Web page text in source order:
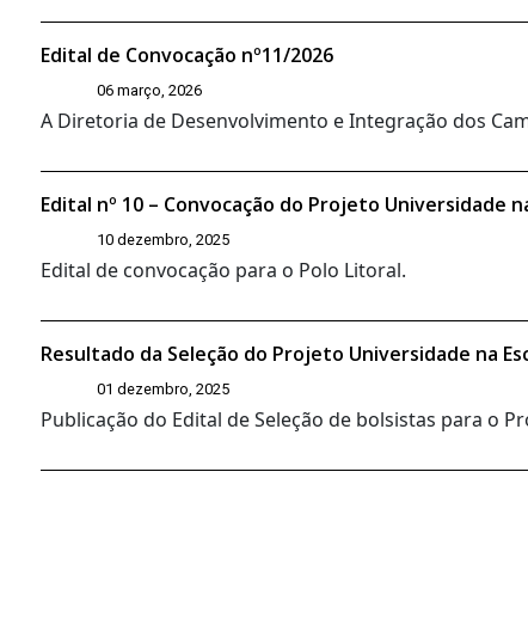
Edital de Convocação nº11/2026
06 março, 2026
A Diretoria de Desenvolvimento e Integração dos
Edital nº 10 – Convocação do Projeto Universidade
10 dezembro, 2025
Edital de convocação para o Polo Litoral.
Resultado da Seleção do Projeto Universidade na
01 dezembro, 2025
Publicação do Edital de Seleção de bolsistas para o